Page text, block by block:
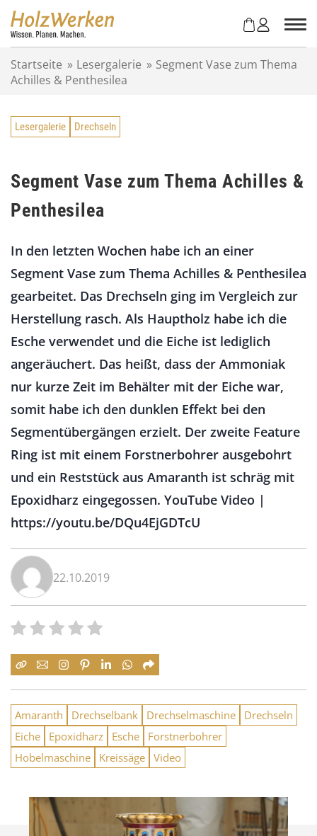
Startseite » Lesergalerie » Segment Vase zum Thema
Achilles & Penthesilea
Lesergalerie Drechseln
Segment Vase zum Thema Achilles &
Penthesilea
In den letzten Wochen habe ich an einer
Segment Vase zum Thema Achilles & Penthesilea
gearbeitet. Das Drechseln ging im Vergleich zur
Herstellung rasch. Als Hauptholz habe ich die
Esche verwendet und die Eiche ist lediglich
angeräuchert. Das heißt, dass der Ammoniak
nur kurze Zeit im Behälter mit der Eiche war,
somit habe ich den dunklen Effekt bei den
Segmentübergängen erzielt. Der zweite Feature
Ring ist mit einem Forstnerbohrer ausgebohrt
und ein Reststück aus Amaranth ist schräg mit
Epoxidharz eingegossen. YouTube Video |
https://youtu.be/DQu4EjGDTcU
22.10.2019
Amaranth Drechselbank Drechselmaschine
Drechseln
Eiche
Epoxidharz Esche
Forstnerbohrer
Hobelmaschine
Kreissäge Video